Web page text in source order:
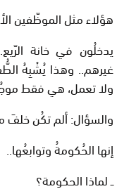
هؤلاء مثل الموظّفين
يدخلُون في خانة
غيرهم.. وهذا يُشْبِهُ
ولا تعمل، هي فقط
والسؤال: ألم تكُن خلفَ
إنها الحُكومةُ وتوابعُها..
ــ لماذا الحكومة؟